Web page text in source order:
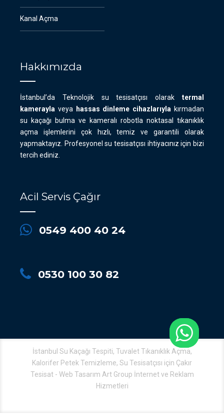
Kanal Açma
Hakkımızda
İstanbul’da Teknolojik su tesisatçısı olarak termal
kamerayla veya hassas dinleme cihazlarıyla kırmadan
su kaçağı bulma ve kameralı robotla noktasal tıkanıklık
açma işlemlerini çok hızlı, temiz ve garantili olarak
yapmaktayız. Profesyonel su tesisatçısı ihtiyacınız için bizi
tercih ediniz.
Acil Servis Çağır
0549 400 40 24
0530 100 30 82
İstanbul Su Kaçağı Tespiti, Tuvalet Tıkanıklık Açma,
Kalorifer Petek Temizleme, Su Tesisatçısı için Çakır
Tesisat - Web Tasarım Art Group İnternet ve Reklam
Hizmetleri